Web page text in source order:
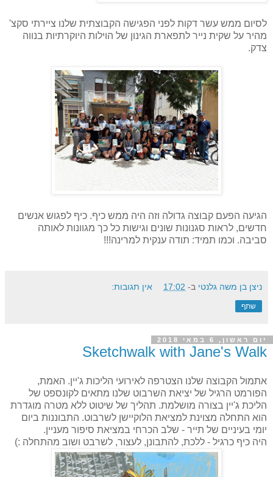
לסיום ממש עשר דקות לפני הפגישה הקבוצתית שלנו ציירתי סקצ'
מהיר על שקית נייר לתפארת הגינון של הוילות היוקרתיות בנווה
צדק.
הגיעה הפעם קבוצה גדולה וזה היה ממש כיף. כיף לפגוש אנשים
חדשים, לראות סגנונות שונים וגישות כל כך מגוונות לאותה
סביבה. וכמו תמיד: תודה ענקית למרינה!!!
ניצן בן משה גלנטי ב- 17:02 אין תגובות:
שתף
יום ראשון, 6 במאי 2018
Sketchwalk with Jane's Walk
אתמול הקבוצה שלנו הצטרפה לאירועי הליכות ג'יין. האמת,
הפורמט הרגיל של יציאת השרבוט שלנו מתאים לקונספט של
הליכת ג'יין בצורה מושלמת. תהליך של שיטוט ללא מטרה מוגדרת
הוא התחלה מצוינת למציאת הלוקיישן לשרבוט. התבוננות ביום
יומי בעיניים של תייר - שלב הכרחי במציאת סיפור מעניין.
היה כיף כרגיל - ללכת, להתבונן, לעצור, לשרבט ושוב מהתחלה :)